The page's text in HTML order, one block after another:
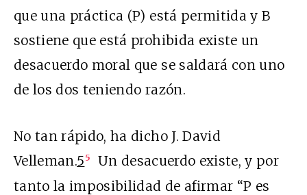
que una práctica (P) está permitida y B
sostiene que está prohibida existe un
desacuerdo moral que se saldará con uno
de los dos teniendo razón.
No tan rápido, ha dicho J. David
Velleman.5 5
Un desacuerdo existe, y por
tanto la imposibilidad de afirmar “P es